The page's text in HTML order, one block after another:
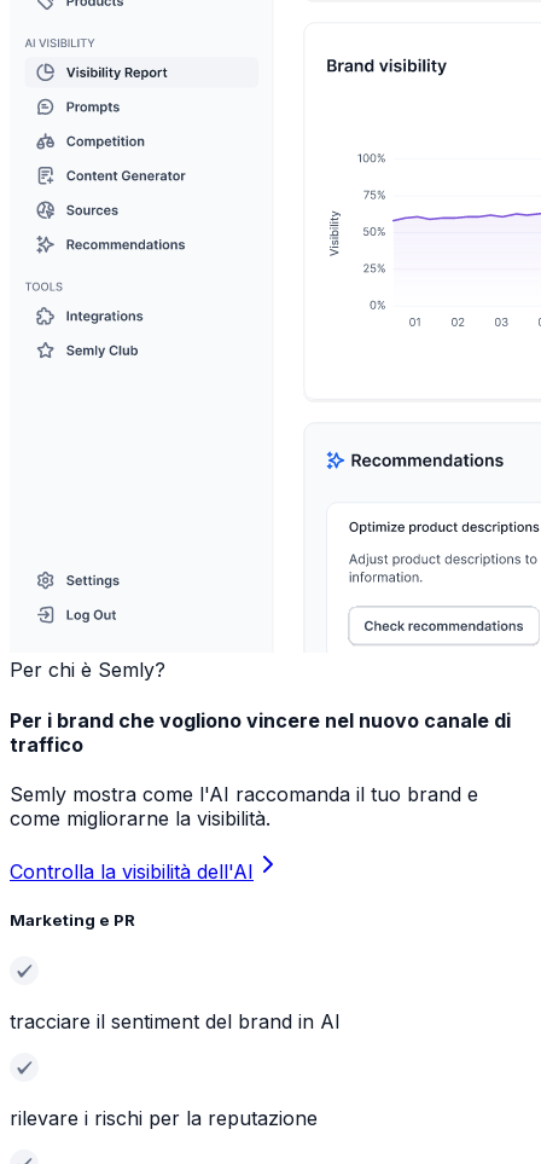
Per chi è Semly?
Per i brand che vogliono vincere nel nuovo canale di
traffico
Semly mostra come l'AI raccomanda il tuo brand e
come migliorarne la visibilità.
Controlla la visibilità dell'AI
Marketing e PR
tracciare il sentiment del brand in AI
rilevare i rischi per la reputazione